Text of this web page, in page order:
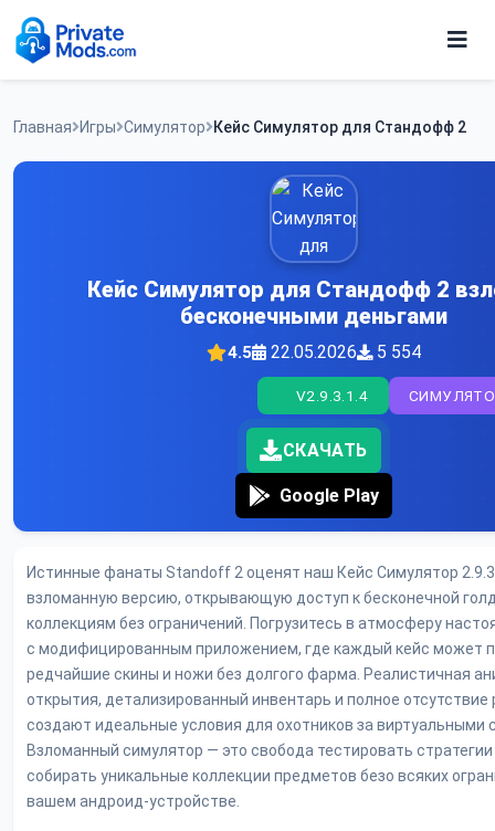
Skip
to
content
Программы
Главная Игры Симулятор Кейс Симулятор для Стандофф 2
Кейс Симулятор для Стандофф 2
бесконечными деньгами
4.5 22.05.2026 5 554
V2.9.3.1.4
СКАЧАТЬ
Google Play
Истинные фанаты Standoff 2 оценят наш Кейс Симулятор
взломанную версию, открывающую доступ к бесконечной
коллекциям без ограничений. Погрузитесь в атмосферу
с модифицированным приложением, где каждый кейс может
редчайшие скины и ножи без долгого фарма. Реалистичная
открытия, детализированный инвентарь и полное
создают идеальные условия для охотников за виртуальными
Взломанный симулятор — это свобода тестировать
собирать уникальные коллекции предметов безо всяких
вашем андроид-устройстве.